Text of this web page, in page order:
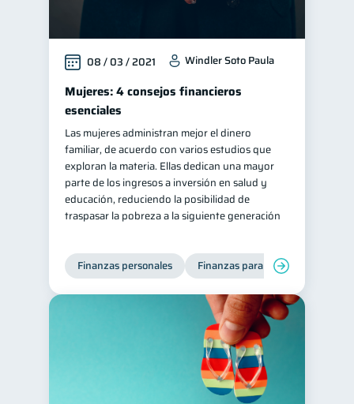
08 / 03 / 2021 Windler Soto Paula
Mujeres: 4 consejos financieros
esenciales
Las mujeres administran mejor el dinero
familiar, de acuerdo con varios estudios que
exploran la materia. Ellas dedican una mayor
parte de los ingresos a inversión en salud y
educación, reduciendo la posibilidad de
traspasar la pobreza a la siguiente generación
Finanzas personales Finanzas para mujeres